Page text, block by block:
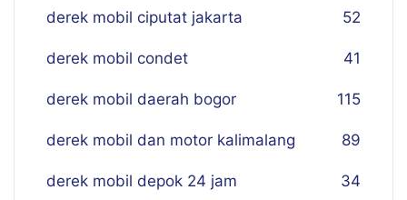
derek mobil ciputat jakarta 52
derek mobil condet 41
derek mobil daerah bogor 115
derek mobil dan motor kalimalang 89
derek mobil depok 24 jam 34